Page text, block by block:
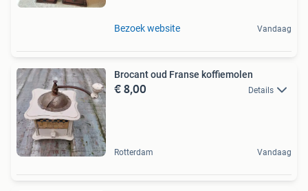
Bezoek website Vandaag
Brocant oud Franse koffiemolen
€ 8,00 Details
Rotterdam Vandaag